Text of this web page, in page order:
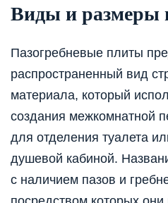
Виды и размеры
Пазогребневые плиты
распространенный вид
материала, который
создания межкомнатной
для отделения туалета
душевой кабиной.
с наличием пазов и